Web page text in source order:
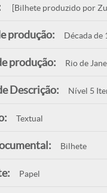
[Bilhete produzido por
produção: Década de
produção: Rio de
Descrição: Nível 5
Textual
Bilhete
Papel